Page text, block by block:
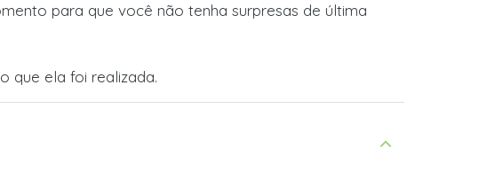
para que você não tenha surpresas de última
que ela foi realizada.